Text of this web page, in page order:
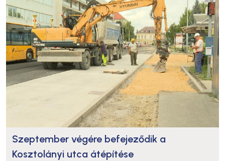
Szeptember végére befejeződik a
Kosztolányi utca átépítése